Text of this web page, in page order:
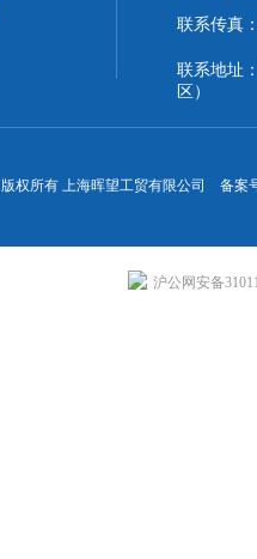
联系传真
联系地址
区）
版权所有 上海晖望工贸有限公司 备案
沪公网安备